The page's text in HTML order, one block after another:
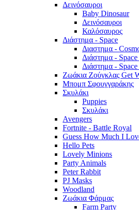
Δεινόσαυροι
Baby Dinosaur
Δεινόσαυροι
Καλόσαυρος
Διάστημα - Space
Διαστημα -
Διάστημα -
Διάστημα - Space
Ζωάκια Ζούγκλας Get
Μπομπ Σφουγγαράκης
Σκυλάκι
Puppies
Σκυλάκι
Avengers
Fortnite - Battle Royal
Guess How Much I
Hello Pets
Lovely Minions
Party Animals
Peter Rabbit
PJ Masks
Woodland
Ζωάκια Φάρμας
Farm Party